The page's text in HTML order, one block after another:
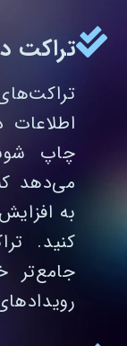
تراکت
چاپ
می‌دهد
به
کنید.
جامع‌تر